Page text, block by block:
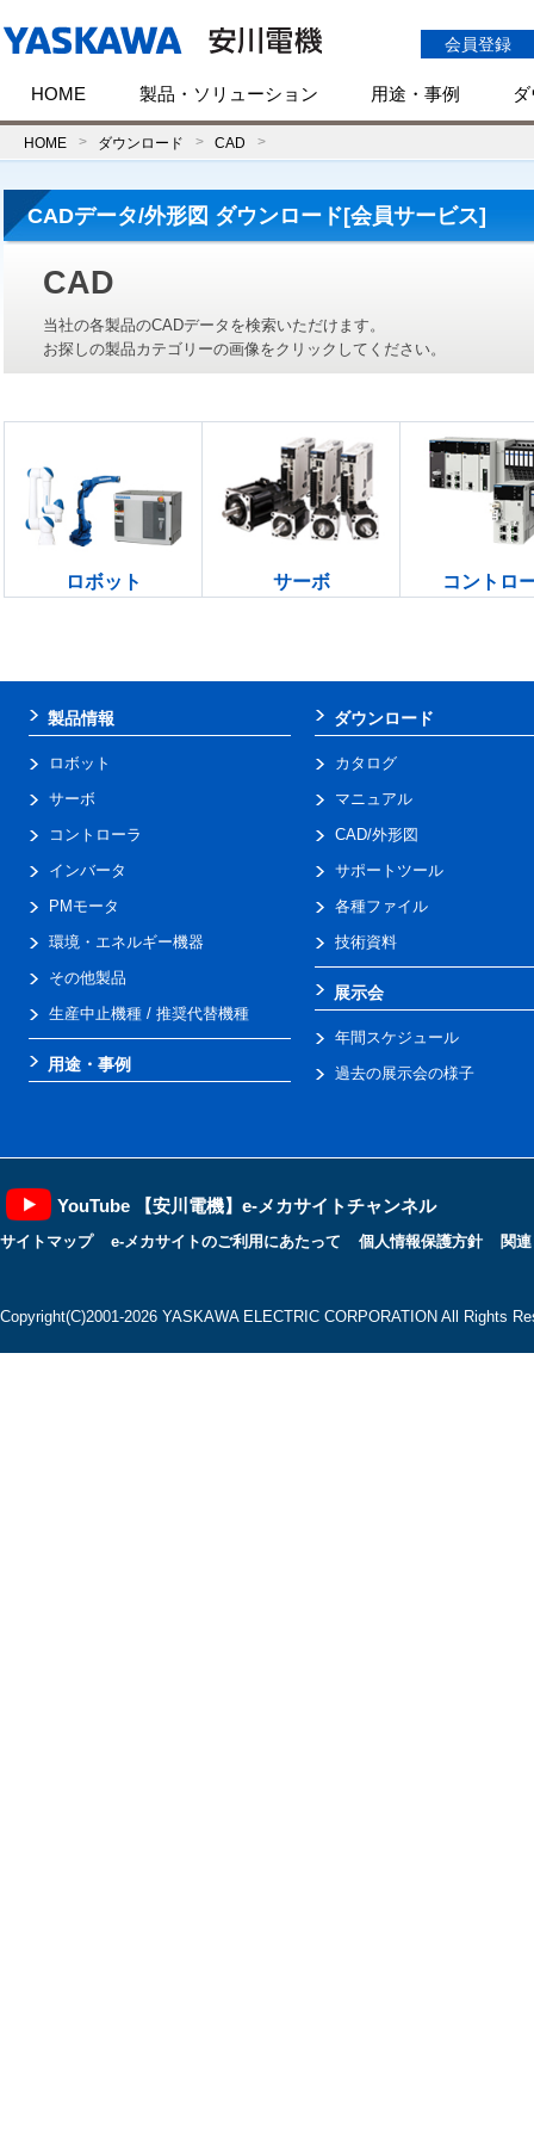
会員登録
HOME 製品・ソリューション 用途・事例
HOME ダウンロード CAD
CADデータ/外形図 ダウンロード[会員サービス]
CAD
当社の各製品のCADデータを検索いただけます。
お探しの製品カテゴリーの画像をクリックしてください。
ロボット サーボ コントロ
製品情報
ロボット
サーボ
コントローラ
インバータ
PMモータ
環境・エネルギー機器
その他製品
生産中止機種 / 推奨代替機種
用途・事例
ダウンロード
カタログ
マニュアル
CAD/外形図
サポートツール
各種ファイル
技術資料
展示会
年間スケジュール
過去の展示会の様子
YouTube 【安川電機】e-メカサイトチャンネル
サイトマップ e-メカサイトのご利用にあたって 個人情報保護方針 関
Copyright(C)2001‐2026 YASKAWA ELECTRIC CORPORATION All Rights